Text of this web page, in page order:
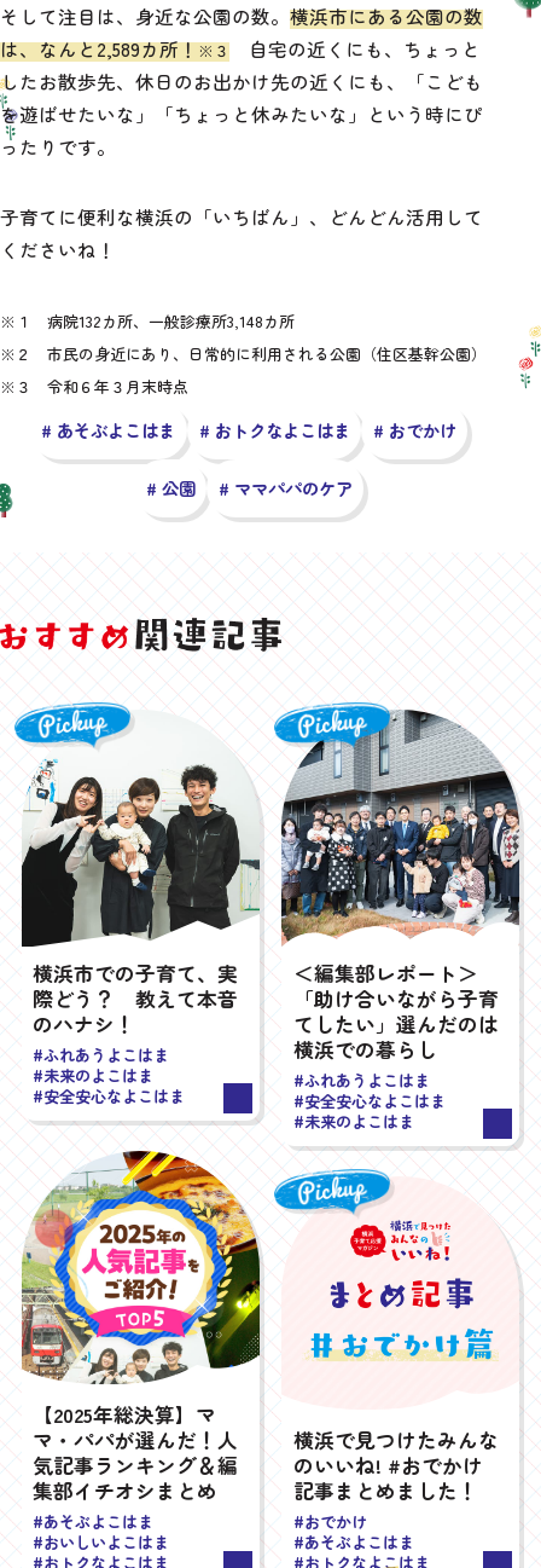
そして注目は、身近な公園の数。 横浜市にある公園の数
は、なんと2,589カ所！※３ 自宅の近くにも、ちょっと
したお散歩先、休日のお出かけ先の近くにも、「こども
を遊ばせたいな」「ちょっと休みたいな」という時にぴ
ったりです。
子育てに便利な横浜の「いちばん」、どんどん活用して
くださいね！
※１ 病院132カ所、一般診療所3,148カ所
※２ 市民の身近にあり、日常的に利用される公園（住区基幹公園）
※３ 令和６年３月末時点
# あそぶよこはま # おトクなよこはま # おでかけ
# 公園 # ママパパのケア
横浜市での子育て、実
際どう？ 教えて本音
のハナシ！
#ふれあうよこはま
#未来のよこはま
#安全安心なよこはま
＜編集部レポート＞
「助け合いながら子育
てしたい」選んだのは
横浜での暮らし
#ふれあうよこはま
#安全安心なよこはま
#未来のよこはま
【2025年総決算】マ
マ・パパが選んだ！人
気記事ランキング＆編
集部イチオシまとめ
#あそぶよこはま
#おいしいよこはま
#おトクなよこはま
横浜で見つけたみんな
のいいね! #おでかけ
記事まとめました！
#おでかけ
#あそぶよこはま
#おトクなよこはま
記事を探す